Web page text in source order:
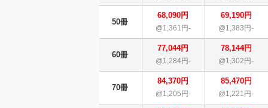
50冊
68,090円
@1,361円-
69,190円
@1,383円-
60冊
77,044円
@1,284円-
78,144円
@1,302円-
70冊
84,370円
@1,205円-
85,470円
@1,221円-